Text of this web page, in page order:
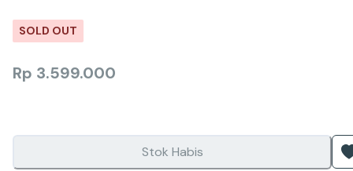
SOLD OUT
Rp 3.599.000
Stok Habis